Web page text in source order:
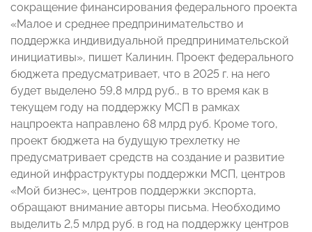
сокращение финансирования федерального проекта
«Малое и среднее предпринимательство и
поддержка индивидуальной предпринимательской
инициативы», пишет Калинин. Проект федерального
бюджета предусматривает, что в 2025 г. на него
будет выделено 59,8 млрд руб., в то время как в
текущем году на поддержку МСП в рамках
нацпроекта направлено 68 млрд руб. Кроме того,
проект бюджета на будущую трехлетку не
предусматривает средств на создание и развитие
единой инфраструктуры поддержки МСП, центров
«Мой бизнес», центров поддержки экспорта,
обращают внимание авторы письма. Необходимо
выделить 2,5 млрд руб. в год на поддержку центров